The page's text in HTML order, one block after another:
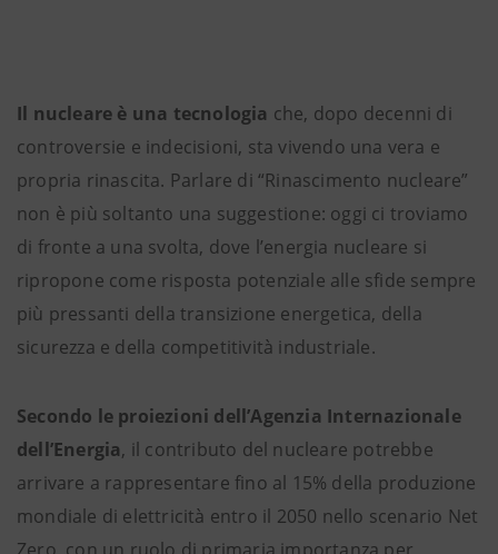
Il nucleare è una tecnologia che, dopo decenni di
controversie e indecisioni, sta vivendo una vera e
propria rinascita. Parlare di “Rinascimento nucleare”
non è più soltanto una suggestione: oggi ci troviamo
di fronte a una svolta, dove l’energia nucleare si
ripropone come risposta potenziale alle sfide sempre
più pressanti della transizione energetica, della
sicurezza e della competitività industriale.
Secondo le proiezioni dell’Agenzia Internazionale
dell’Energia, il contributo del nucleare potrebbe
arrivare a rappresentare fino al 15% della produzione
mondiale di elettricità entro il 2050 nello scenario Net